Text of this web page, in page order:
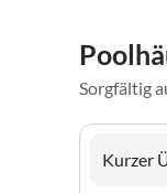
Sorgfältig
Kurzer